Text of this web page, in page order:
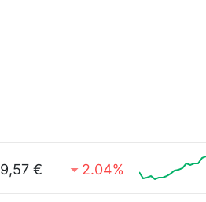
9,57 € 2.04%